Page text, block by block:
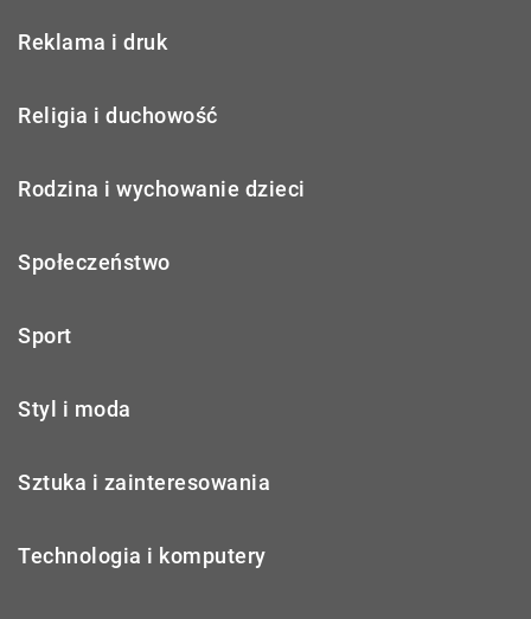
Reklama i druk
Religia i duchowość
Rodzina i wychowanie dzieci
Społeczeństwo
Sport
Styl i moda
Sztuka i zainteresowania
Technologia i komputery